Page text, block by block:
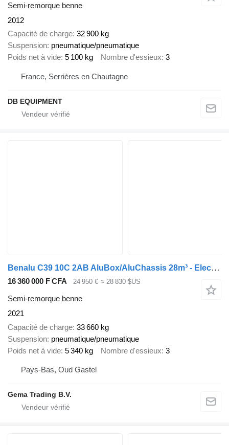
Semi-remorque benne
2012
Capacité de charge 32 900 kg
Suspension pneumatique/pneumatique
Poids net à vide 5 100 kg Nombre d'essieux 3
France, Serrières en Chautagne
DB EQUIPMENT
Benalu C39 10C 2AB AluBox/AluChassis 28m³ - Electric Tarpaulin - 3-Axle
16 360 000 F CFA 24 950 € ≈ 28 830 $US
Semi-remorque benne
2021
Capacité de charge 33 660 kg
Suspension pneumatique/pneumatique
Poids net à vide 5 340 kg Nombre d'essieux 3
Pays-Bas, Oud Gastel
Gema Trading B.V.